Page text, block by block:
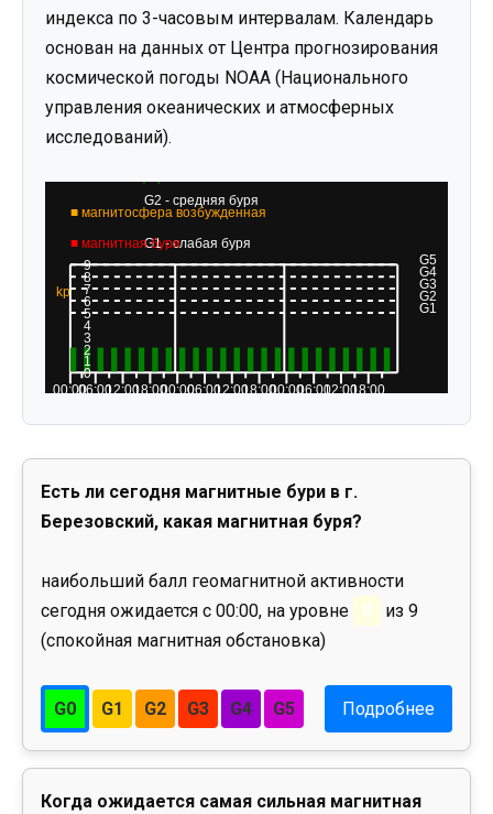
индекса по 3-часовым интервалам. Календарь
основан на данных от Центра прогнозирования
космической погоды NOAA (Национального
управления океанических и атмосферных
исследований).
Есть ли сегодня магнитные бури в г.
Березовский, какая магнитная буря?
наибольший балл геомагнитной активности
сегодня ожидается с 00:00, на уровне
0
из 9
(спокойная магнитная обстановка)
G0 G1 G2 G3 G4 G5 Подробнее
Когда ожидается самая сильная магнитная